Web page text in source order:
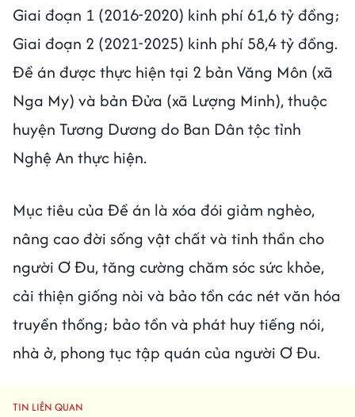
Giai đoạn 1 (2016-2020) kinh phí 61,6 tỷ đồng;
Giai đoạn 2 (2021-2025) kinh phí 58,4 tỷ đồng.
Đề án được thực hiện tại 2 bản Văng Môn (xã
Nga My) và bản Đửa (xã Lượng Minh), thuộc
huyện Tương Dương do Ban Dân tộc tỉnh
Nghệ An thực hiện.
Mục tiêu của Đề án là xóa đói giảm nghèo,
nâng cao đời sống vật chất và tinh thần cho
người Ơ Đu, tăng cường chăm sóc sức khỏe,
cải thiện giống nòi và bảo tồn các nét văn hóa
truyền thống; bảo tồn và phát huy tiếng nói,
nhà ở, phong tục tập quán của người Ơ Đu.
TIN LIÊN QUAN